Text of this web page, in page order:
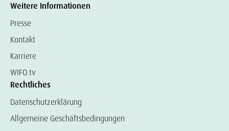
Weitere Informationen
Presse
Kontakt
Karriere
WIFO.tv
Rechtliches
Datenschutzerklärung
Allgemeine Geschäftsbedingungen